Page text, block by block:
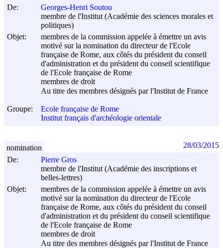
De:
Georges-Henri Soutou
membre de l'Institut (Académie des sciences morales et
politiques)
Objet:
membres de la commission appelée à émettre un avis
motivé sur la nomination du directeur de l'Ecole
française de Rome, aux côtés du président du conseil
d'administration et du président du conseil scientifique
de l'Ecole française de Rome
membres de droit
Au titre des membres désignés par l'Institut de France
Groupe:
Ecole française de Rome
Institut français d'archéologie orientale
De:
Pierre Gros
membre de l'Institut (Académie des inscriptions et
belles-lettres)
Objet:
membres de la commission appelée à émettre un avis
motivé sur la nomination du directeur de l'Ecole
française de Rome, aux côtés du président du conseil
d'administration et du président du conseil scientifique
de l'Ecole française de Rome
membres de droit
Au titre des membres désignés par l'Institut de France
nomination 28/03/2015